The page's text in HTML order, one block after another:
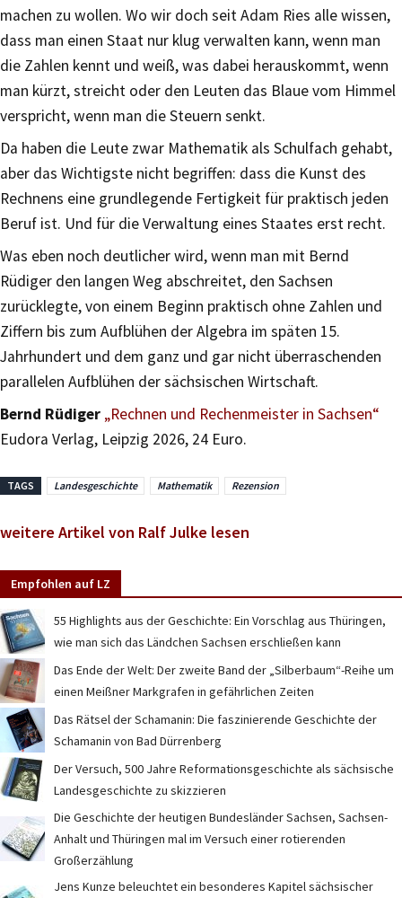
machen zu wollen. Wo wir doch seit Adam Ries alle wissen,
dass man einen Staat nur klug verwalten kann, wenn man
die Zahlen kennt und weiß, was dabei herauskommt, wenn
man kürzt, streicht oder den Leuten das Blaue vom Himmel
verspricht, wenn man die Steuern senkt.
Da haben die Leute zwar Mathematik als Schulfach gehabt,
aber das Wichtigste nicht begriffen: dass die Kunst des
Rechnens eine grundlegende Fertigkeit für praktisch jeden
Beruf ist. Und für die Verwaltung eines Staates erst recht.
Was eben noch deutlicher wird, wenn man mit Bernd
Rüdiger den langen Weg abschreitet, den Sachsen
zurücklegte, von einem Beginn praktisch ohne Zahlen und
Ziffern bis zum Aufblühen der Algebra im späten 15.
Jahrhundert und dem ganz und gar nicht überraschenden
parallelen Aufblühen der sächsischen Wirtschaft.
Bernd Rüdiger „Rechnen und Rechenmeister in Sachsen“
Eudora Verlag, Leipzig 2026, 24 Euro.
TAGS Landesgeschichte Mathematik Rezension
weitere Artikel von Ralf Julke lesen
Empfohlen auf LZ
55 Highlights aus der Geschichte: Ein Vorschlag aus Thüringen,
wie man sich das Ländchen Sachsen erschließen kann
Das Ende der Welt: Der zweite Band der „Silberbaum“-Reihe um
einen Meißner Markgrafen in gefährlichen Zeiten
Das Rätsel der Schamanin: Die faszinierende Geschichte der
Schamanin von Bad Dürrenberg
Der Versuch, 500 Jahre Reformationsgeschichte als sächsische
Landesgeschichte zu skizzieren
Die Geschichte der heutigen Bundesländer Sachsen, Sachsen-
Anhalt und Thüringen mal im Versuch einer rotierenden
Großerzählung
Jens Kunze beleuchtet ein besonderes Kapitel sächsischer